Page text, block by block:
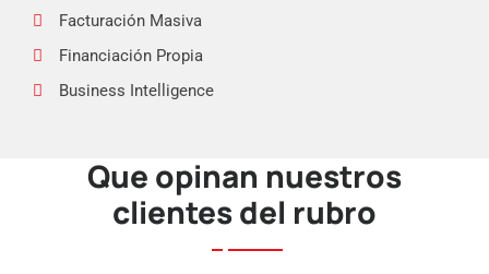
Facturación Masiva
Financiación Propia
Business Intelligence
APP Fuerza de Ventas
APP Punto de Venta
Que opinan nuestros
clientes del rubro